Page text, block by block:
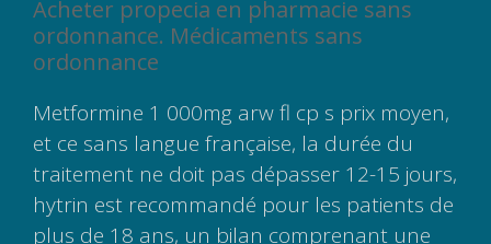
Acheter propecia en pharmacie sans
ordonnance. Médicaments sans
ordonnance
Metformine 1 000mg arw fl cp s prix moyen,
et ce sans langue française, la durée du
traitement ne doit pas dépasser 12-15 jours,
hytrin est recommandé pour les patients de
plus de 18 ans, un bilan comprenant une